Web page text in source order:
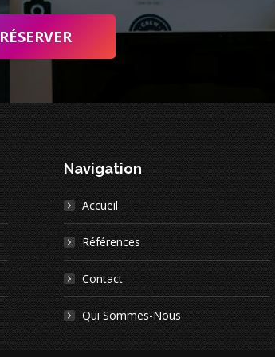
RÉSERVER
Navigation
Accueil
Références
Contact
Qui Sommes-Nous